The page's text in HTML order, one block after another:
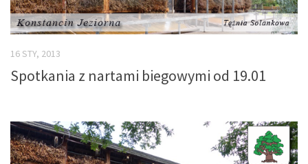
16 STY, 2013
Spotkania z nartami biegowymi od 19.01